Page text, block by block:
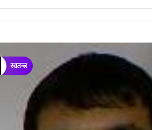
स्वतन्त्र